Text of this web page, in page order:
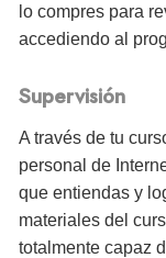
lo compres para
accediendo al
Supervisión
A través de tu
personal de
que entiendas y
materiales del
totalmente capaz